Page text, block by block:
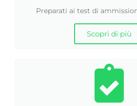
Preparati ai test di
Scopri di più